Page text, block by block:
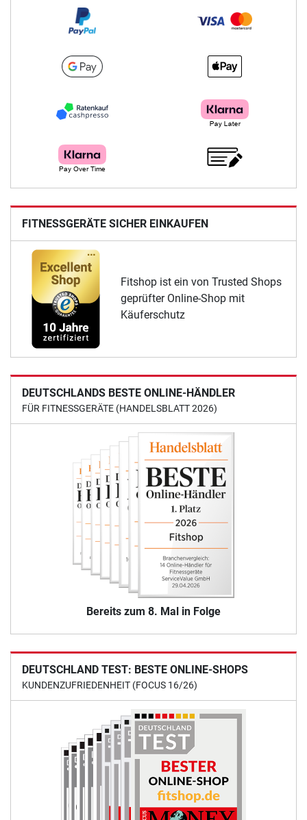
FITNESSGERÄTE SICHER EINKAUFEN
Fitshop ist ein von Trusted Shops
geprüfter Online-Shop mit
Käuferschutz
DEUTSCHLANDS BESTE ONLINE-HÄNDLER
FÜR FITNESSGERÄTE (HANDELSBLATT 2026)
Bereits zum 8. Mal in Folge
DEUTSCHLAND TEST: BESTE ONLINE-SHOPS
KUNDENZUFRIEDENHEIT (FOCUS 16/26)